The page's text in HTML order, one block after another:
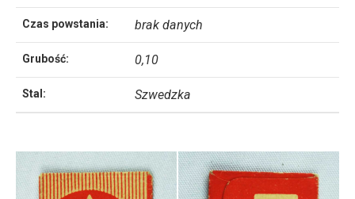
Czas powstania: brak danych
Grubość: 0,10
Stal: Szwedzka